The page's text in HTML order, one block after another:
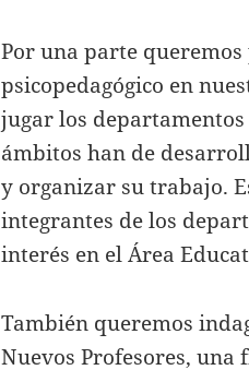
Por una parte
psicopedagógico en
jugar los
ámbitos han de
y organizar su trabajo.
integrantes de los
interés en el Área
También queremos
Nuevos Profesores,